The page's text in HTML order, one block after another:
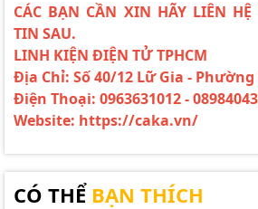
CÁC BẠN CẦN XIN HÃY LIÊN HỆ
TIN SAU.
LINH KIỆN ĐIỆN TỬ TPHCM
Địa Chỉ: Số 40/12 Lữ Gia - Phường
Điện Thoại: 0963631012 -
Website: https://caka.vn/
CÓ THỂ BẠN THÍCH